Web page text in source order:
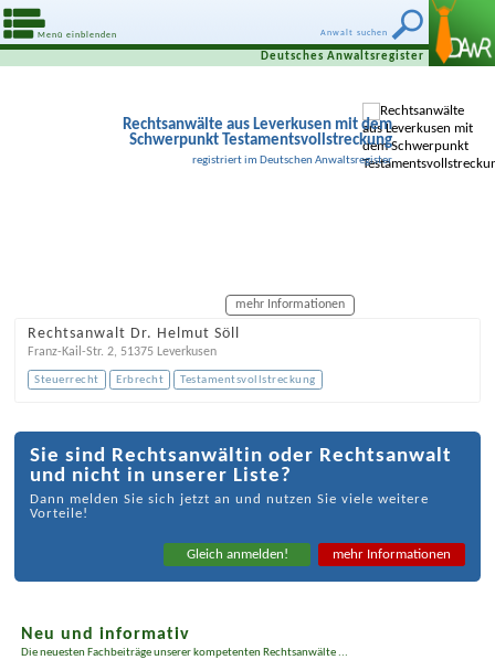
Anwalt suchen
Menü einblenden
Deutsches Anwaltsregister
Rechtsanwälte aus Leverkusen mit dem
Schwerpunkt Testamentsvollstreckung
registriert im Deutschen Anwaltsregister
mehr Informationen
Rechtsanwalt Dr. Helmut Söll
Franz-Kail-Str. 2, 51375 Leverkusen
Steuerrecht Erbrecht Testamentsvollstreckung
Sie sind Rechtsanwältin oder Rechtsanwalt
und nicht in unserer Liste?
Dann melden Sie sich jetzt an und nutzen Sie viele weitere
Vorteile!
Gleich anmelden! mehr Informationen
Neu und informativ
Die neuesten Fachbeiträge unserer kompetenten Rechtsanwälte ...